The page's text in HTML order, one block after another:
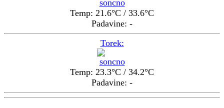
Temp: 21.6°C / 33.6°C
Padavine: -
Torek:
Temp: 23.3°C / 34.2°C
Padavine: -